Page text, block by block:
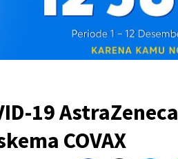
19 AstraZeneca
COVAX